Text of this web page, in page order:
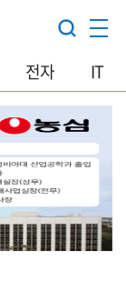
전자 IT